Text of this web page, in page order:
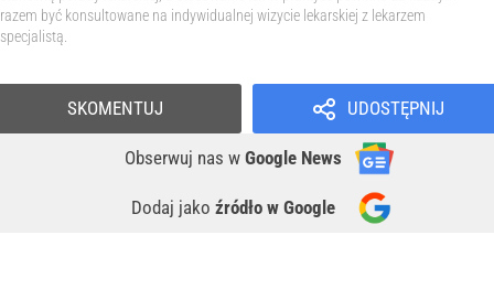
razem być konsultowane na indywidualnej wizycie lekarskiej z lekarzem
specjalistą.
UDOSTĘPNIJ
Obserwuj nas w Google News
Dodaj jako źródło w Google
SKOMENTUJ